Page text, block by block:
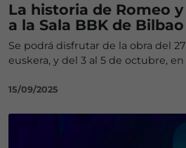
La historia de Romeo
a la Sala BBK de Bilbao
Se podrá disfrutar de la obra del
euskera, y del 3 al 5 de octubre,
15/09/2025